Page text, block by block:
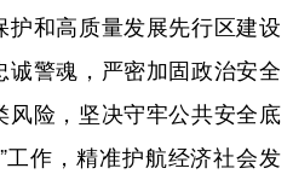
和高质量发展先行区建设
警魂，严密加固政治安全
险，坚决守牢公共安全底
工作，精准护航经济社会发